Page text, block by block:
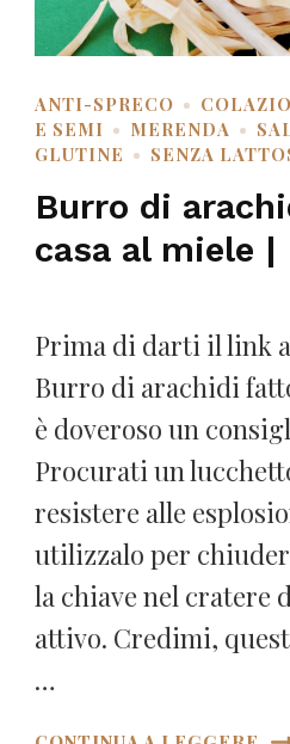
ANTI-SPRECO
E SEMI
MERENDA
GLUTINE
SENZA
Burro di
casa al miele |
Prima di darti il link
Burro di arachidi
è doveroso un
Procurati un
resistere alle
utilizzalo per
la chiave nel cratere
attivo. Credimi,
…